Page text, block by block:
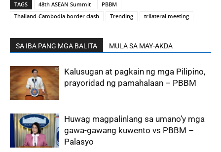
TAGS 48th ASEAN Summit
PBBM
Thailand-Cambodia border clash
Trending trilateral meeting
SA IBA PANG MGA BALITA MULA SA MAY-AKDA
Kalusugan at pagkain ng mga Pilipino,
prayoridad ng pamahalaan – PBBM
Huwag magpalinlang sa umano’y mga
gawa-gawang kuwento vs PBBM –
Palasyo